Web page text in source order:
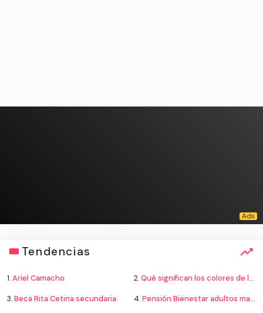
Tendencias
1.Ariel Camacho 2.Qué significan los colores de la bandera
3.Beca Rita Cetina secundaria 4.Pensión Bienestar adultos mayores